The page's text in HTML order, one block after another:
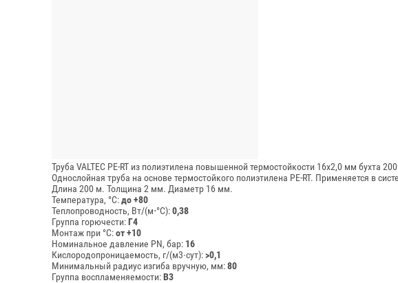
Труба VALTEC PE-RT из полиэтилена повышенной термостойкости 16х2,0 мм бухта
Однослойная труба на основе термостойкого полиэтилена PE-RT. Применяется в
Длина 200 м. Толщина 2 мм. Диаметр 16 мм.
Температура, °C:до +80
Теплопроводность, Вт/(м⋅°С):0,38
Группа горючести:Г4
Монтаж при °C:от +10
Номинальное давление PN, бар: 16
Кислородопроницаемость, г/(м3∙сут):>0,1
Минимальный радиус изгиба вручную, мм:80
Группа воспламеняемости:В3